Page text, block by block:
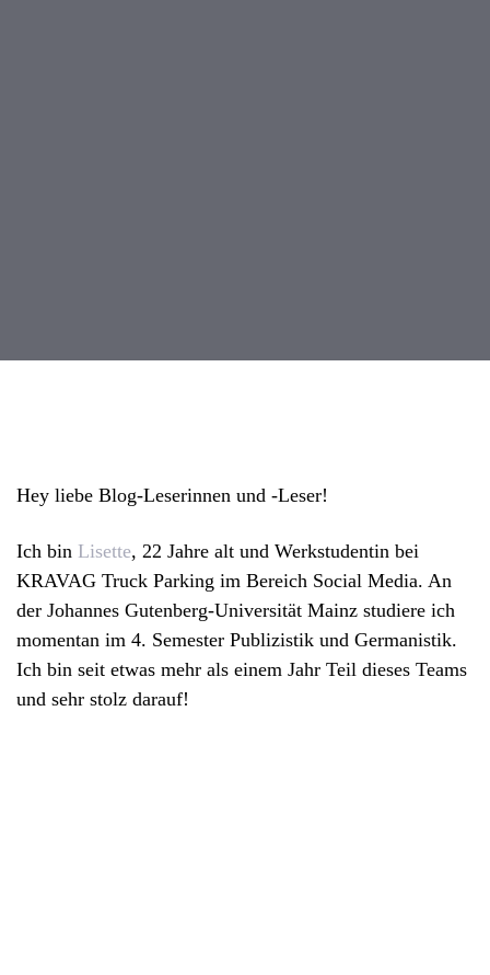
Hey liebe Blog-Leserinnen und -Leser!
Ich bin Lisette, 22 Jahre alt und Werkstudentin bei
KRAVAG Truck Parking im Bereich Social Media. An
der Johannes Gutenberg-Universität Mainz studiere ich
momentan im 4. Semester Publizistik und Germanistik.
Ich bin seit etwas mehr als einem Jahr Teil dieses Teams
und sehr stolz darauf!